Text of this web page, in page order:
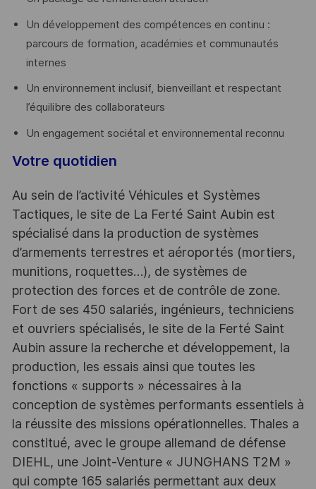
Un développement des compétences en continu :
parcours de formation, académies et communautés
internes
Un environnement inclusif, bienveillant et respectant
l’équilibre des collaborateurs
Un engagement sociétal et environnemental reconnu
Votre quotidien
Au sein de l’activité Véhicules et Systèmes
Tactiques, le site de La Ferté Saint Aubin est
spécialisé dans la production de systèmes
d’armements terrestres et aéroportés (mortiers,
munitions, roquettes…), de systèmes de
protection des forces et de contrôle de zone.
Fort de ses 450 salariés, ingénieurs, techniciens
et ouvriers spécialisés, le site de la Ferté Saint
Aubin assure la recherche et développement, la
production, les essais ainsi que toutes les
fonctions « supports » nécessaires à la
conception de systèmes performants essentiels à
la réussite des missions opérationnelles. Thales a
constitué, avec le groupe allemand de défense
DIEHL, une Joint-Venture « JUNGHANS T2M »
qui compte 165 salariés permettant aux deux